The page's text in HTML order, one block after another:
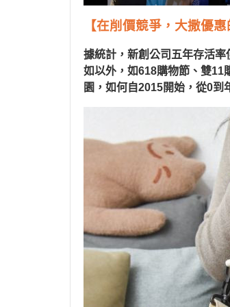
【在削價競爭，大撒優
據統計，新創公司五年存活率
如以外，如618購物節、雙11
園，如何自2015開始，從0到